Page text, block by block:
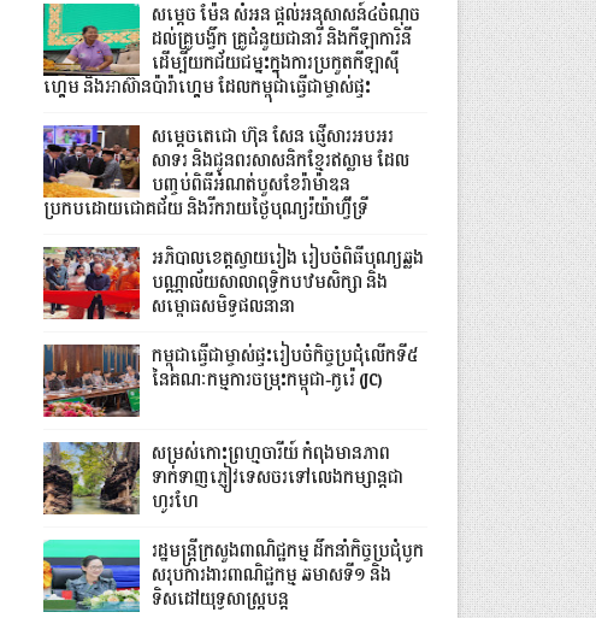
សម្តេច ម៉ែន សំអន ផ្តល់អនុសាសន៍៤ចំណុច
ដល់គ្រូបង្វឹក គ្រូជំនួយជានារី និងកីឡាការិនី
ដើម្បីយកជ័យជម្នះក្នុងការប្រកួតកីឡាស៊ី
ហ្គេម និងអាស៊ានប៉ារ៉ាហ្គេម ដែលកម្ពុជាធ្វើជាម្ចាស់ផ្ទះ
សម្ដេចតេជោ ហ៊ុន សែន ផ្ញើសារអបអរ
សាទរ និងជូនពរសាសនិកខ្មែរឥស្លាម ដែល
បញ្ចប់ពិធីអំណត់បួសខែរ៉ាម៉ាឌន
ប្រកបដោយជោគជ័យ និងរីករាយថ្ងៃបុណ្យរ៉យ៉ាហ៊្វីទ្រី
អភិបាលខេត្តស្វាយរៀង រៀបចំពិធីបុណ្យឆ្លង
បណ្ណាល័យសាលាពុទ្ធិកបឋមសិក្សា និង
សម្ពោធសមិទ្ធផលនានា
កម្ពុជាធ្វើជាម្ចាស់ផ្ទះរៀបចំកិច្ចប្រជុំលើកទី៥
នៃគណៈកម្មការចម្រុះកម្ពុជា-កូរ៉េ (JC)
សម្រស់កោះព្រហ្មចារីយ៍ កំពុងមានភាព
ទាក់ទាញភ្ញៀវទេសចរទៅលេងកម្សាន្តជា
ហូរហែ
រដ្ឋមន្ត្រីក្រសួងពាណិជ្ជកម្ម ដឹកនាំកិច្ចប្រជុំបូក
សរុបការងារពាណិជ្ជកម្ម ឆមាសទី១ និង
ទិសដៅយុទ្ធសាស្រ្តបន្ត